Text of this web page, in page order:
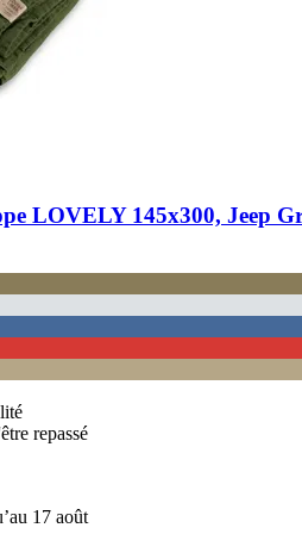
LOVELY 145x300, Jeep
repassé
17 août